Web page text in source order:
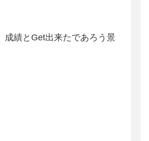
成績とGet出来たであろう景